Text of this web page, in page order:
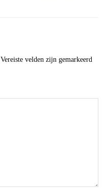
Vereiste velden zijn gemarkeerd